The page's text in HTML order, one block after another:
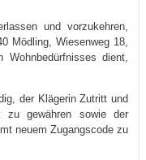
und vorzukehren,
Mödling, Wiesenweg 18,
Wohnbedürfnisses dient,
der Klägerin Zutritt und
zu gewähren sowie der
neuem Zugangscode zu